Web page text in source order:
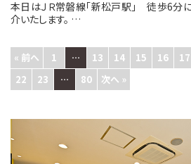
本日はＪＲ常磐線「新松戸駅」 徒歩6分
介いたします。 …
« 前へ 1 … 13 14 15 16 17
22
23 … 80 次へ »